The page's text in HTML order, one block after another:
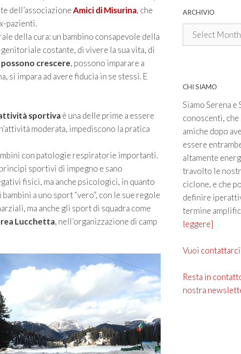
dell’associazioneAmici di Misurina, che
pazienti.
della cura: un bambino consapevole della
costante, di vivere la sua vita, di
crescere, possono imparare a
si impara ad avere fiducia in se stessi. E
sportivaè una delle prime a essere
moderata, impediscono la pratica
con patologie respiratorie importanti.
sportivi di impegno e sano
fisici, ma anche psicologici, in quanto
a uno sport “vero”, con le sue regole
ma anche gli sport di squadra come
Lucchetta, nell’organizzazione di camp
ARCHIVIO
Archivio
CHI SIAMO
Siamo Serena e
conoscenti,
amiche dopo
essere
altamente
travolto le
ciclone, e che
definire
termine
leggere]
Vuoi
Resta in
nostra